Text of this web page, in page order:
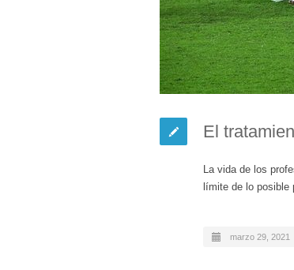
El
La vida de los
límite de lo
marzo 29, 2021